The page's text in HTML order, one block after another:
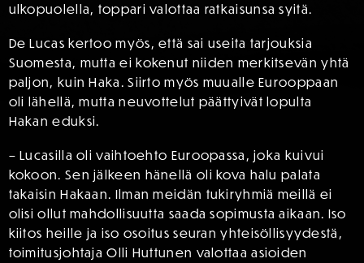
ulkopuolella, toppari valottaa ratkaisunsa syitä.
De Lucas kertoo myös, että sai useita tarjouksia
Suomesta, mutta ei kokenut niiden merkitsevän yhtä
paljon, kuin Haka. Siirto myös muualle Eurooppaan
oli lähellä, mutta neuvottelut päättyivät lopulta
Hakan eduksi.
– Lucasilla oli vaihtoehto Euroopassa, joka kuivui
kokoon. Sen jälkeen hänellä oli kova halu palata
takaisin Hakaan. Ilman meidän tukiryhmiä meillä ei
olisi ollut mahdollisuutta saada sopimusta aikaan. Iso
kiitos heille ja iso osoitus seuran yhteisöllisyydestä,
toimitusjohtaja Olli Huttunen valottaa asioiden